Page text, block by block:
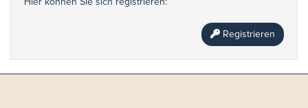
Hier können Sie sich registrieren:
Registrieren